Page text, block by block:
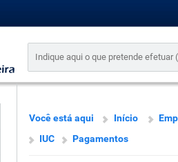
Você está aqui Início
IUC
Pagamentos